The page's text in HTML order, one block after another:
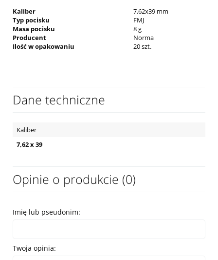
Kaliber
7,62x39 mm
Typ pocisku
FMJ
Masa pocisku
8 g
Producent
Norma
Ilość w opakowaniu
20 szt.
Dane techniczne
Kaliber
7,62 x 39
Opinie o produkcie (0)
Imię lub pseudonim:
Twoja opinia: